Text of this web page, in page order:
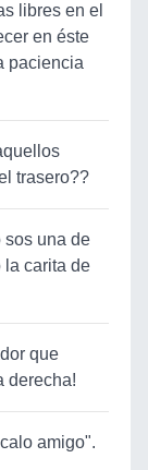
libres en el
en éste
paciencia
trasero??
sos una de
la carita de
que
derecha!
amigo".